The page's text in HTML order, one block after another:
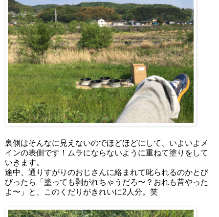
裏側はそんなに見えないのでほどほどにして、いよいよメ
インの表側です！ムラにならないように重ねて塗りをして
いきます。
途中、通りすがりのおじさんに絡まれて叱られるのかとび
びったら「塗っても剥がれちゃうだろ〜？おれも昔やった
よ〜」と、このくだりがきれいに2人分。笑